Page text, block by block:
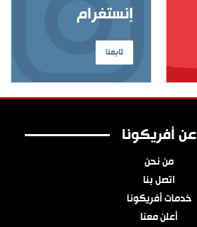
إنستغرام
تابعنا
عن أفريكونا
من نحن
اتصل بنا
خدمات أفريكونا
أعلن معنا